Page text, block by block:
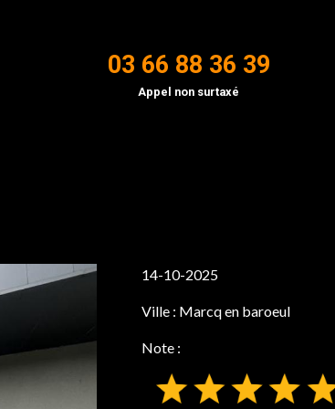
03 66 88 36 39
Appel non surtaxé
14-10-2025
Ville : Marcq en baroeul
Note :